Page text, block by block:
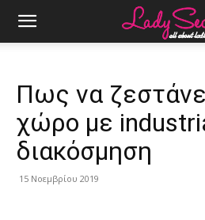
Πως να
χώρο με
διακόσμηση
15 Νοεμβρίου 2019